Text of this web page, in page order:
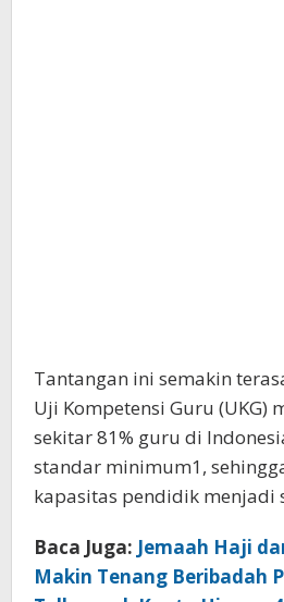
Tantangan ini semakin
Uji Kompetensi Guru (UKG)
sekitar 81% guru di
standar minimum1,
kapasitas pendidik menjadi
Baca Juga: Jemaah Haji
Makin Tenang Beribadah